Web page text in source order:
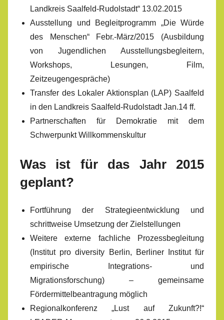
Landkreis Saalfeld-Rudolstadt“ 13.02.2015
Ausstellung und Begleitprogramm „Die Würde
des Menschen“ Febr.-März/2015 (Ausbildung
von Jugendlichen Ausstellungsbegleitern,
Workshops, Lesungen, Film,
Zeitzeugengespräche)
Transfer des Lokaler Aktionsplan (LAP) Saalfeld
in den Landkreis Saalfeld-Rudolstadt Jan.14 ff.
Partnerschaften für Demokratie mit dem
Schwerpunkt Willkommenskultur
Was ist für das Jahr 2015
geplant?
Fortführung der Strategieentwicklung und
schrittweise Umsetzung der Zielstellungen
Weitere externe fachliche Prozessbegleitung
(Institut pro diversity Berlin, Berliner Institut für
empirische Integrations- und
Migrationsforschung) – gemeinsame
Fördermittelbeantragung möglich
Regionalkonferenz „Lust auf Zukunft?!“